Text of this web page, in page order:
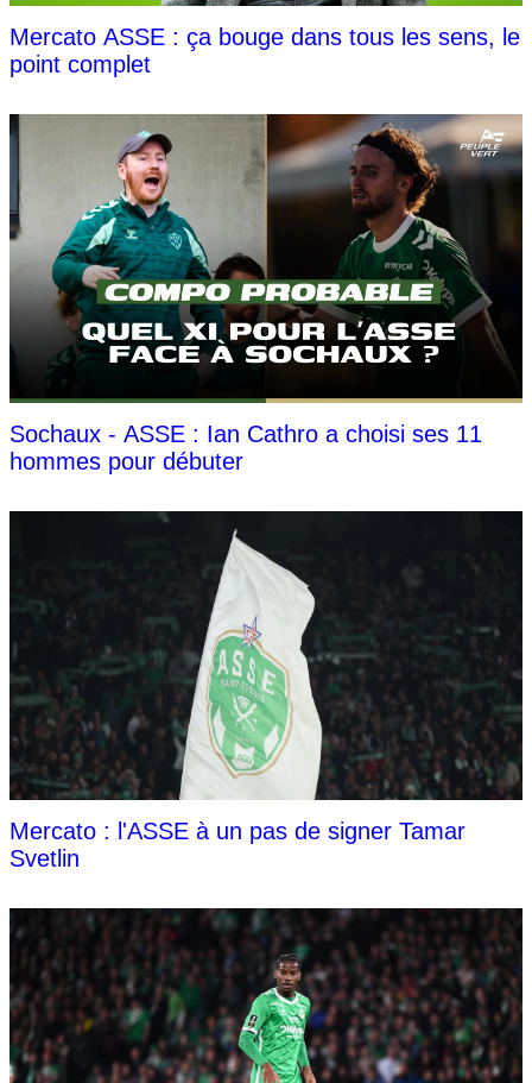
Mercato ASSE : ça bouge dans tous les sens, le
point complet
Sochaux - ASSE : Ian Cathro a choisi ses 11
hommes pour débuter
Mercato : l'ASSE à un pas de signer Tamar
Svetlin